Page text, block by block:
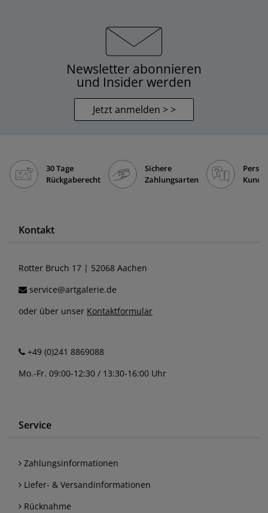
Newsletter abonnieren
und Insider werden
Jetzt anmelden > >
30 Tage
Rückgaberecht
Sichere
Zahlungsarten
Kontakt
Rotter Bruch 17 | 52068 Aachen
service@artgalerie.de
oder über unser Kontaktformular
+49 (0)241 8869088
Mo.-Fr. 09:00-12:30 / 13:30-16:00 Uhr
Service
Zahlungsinformationen
Liefer- & Versandinformationen
Rücknahme